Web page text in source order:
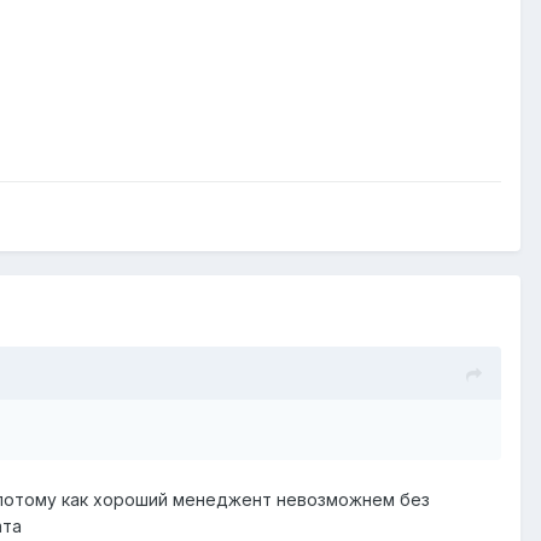
как хороший менеджент невозможнем без